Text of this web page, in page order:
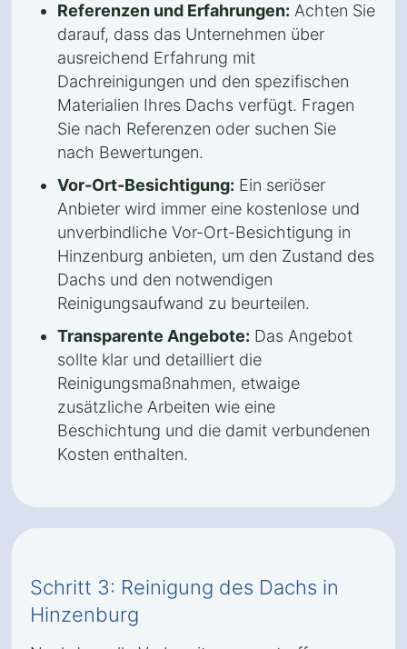
Referenzen und Erfahrungen: Achten Sie
darauf, dass das Unternehmen über
ausreichend Erfahrung mit
Dachreinigungen und den spezifischen
Materialien Ihres Dachs verfügt. Fragen
Sie nach Referenzen oder suchen Sie
nach Bewertungen.
Vor-Ort-Besichtigung: Ein seriöser
Anbieter wird immer eine kostenlose und
unverbindliche Vor-Ort-Besichtigung in
Hinzenburg anbieten, um den Zustand des
Dachs und den notwendigen
Reinigungsaufwand zu beurteilen.
Transparente Angebote: Das Angebot
sollte klar und detailliert die
Reinigungsmaßnahmen, etwaige
zusätzliche Arbeiten wie eine
Beschichtung und die damit verbundenen
Kosten enthalten.
Schritt 3: Reinigung des Dachs in
Hinzenburg